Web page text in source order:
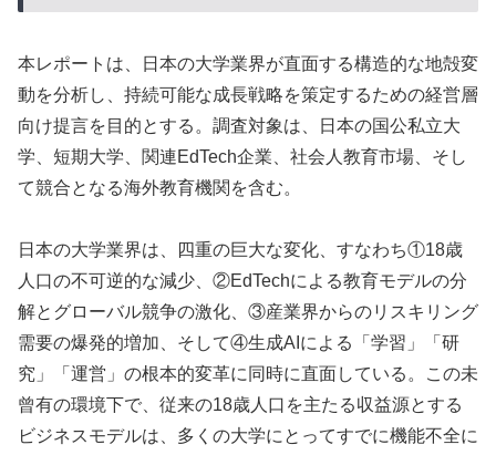
本レポートは、日本の大学業界が直面する構造的な地殻変
動を分析し、持続可能な成長戦略を策定するための経営層
向け提言を目的とする。調査対象は、日本の国公私立大
学、短期大学、関連EdTech企業、社会人教育市場、そし
て競合となる海外教育機関を含む。
日本の大学業界は、四重の巨大な変化、すなわち①18歳
人口の不可逆的な減少、②EdTechによる教育モデルの分
解とグローバル競争の激化、③産業界からのリスキリング
需要の爆発的増加、そして④生成AIによる「学習」「研
究」「運営」の根本的変革に同時に直面している。この未
曾有の環境下で、従来の18歳人口を主たる収益源とする
ビジネスモデルは、多くの大学にとってすでに機能不全に